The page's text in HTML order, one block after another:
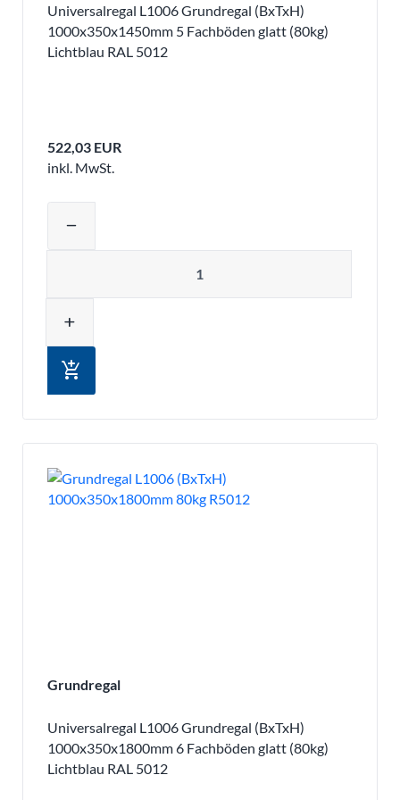
Universalregal L1006 Grundregal (BxTxH)
1000x350x1450mm 5 Fachböden glatt (80kg)
Lichtblau RAL 5012
522,03 EUR
inkl. MwSt.
remove
add
add_shopping_cart
Grundregal
Universalregal L1006 Grundregal (BxTxH)
1000x350x1800mm 6 Fachböden glatt (80kg)
Lichtblau RAL 5012